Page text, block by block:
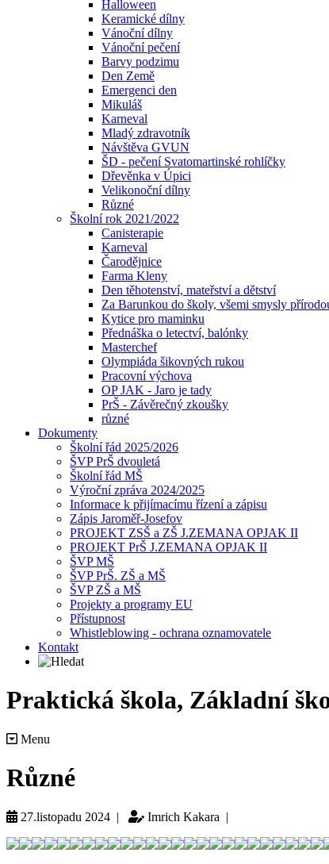
Halloween
Keramické dílny
Vánoční dílny
Vánoční pečení
Barvy podzimu
Den Země
Emergenci den
Mikuláš
Karneval
Mladý zdravotník
Návštěva GVUN
ŠD - pečení Svatomartinské rohlíčky
Dřevěnka v Úpici
Velikonoční dílny
Různé
Školní rok 2021/2022
Canisterapie
Karneval
Čarodějnice
Farma Kleny
Den těhotenství, mateřství a dětství
Za Barunkou do školy, všemi smysly
Kytice pro maminku
Přednáška o letectví, balónky
Masterchef
Olympiáda šikovných rukou
Pracovní výchova
OP JAK - Jaro je tady
PrŠ - Závěrečný zkoušky
různé
Dokumenty
Školní řád 2025/2026
ŠVP PrŠ dvouletá
Školní řád MŠ
Výroční zpráva 2024/2025
Informace k přijímacímu řízení a zápisu
Zápis Jaroměř-Josefov
PROJEKT ZSŠ a ZŠ J.ZEMANA OPJAK II
PROJEKT PrŠ J.ZEMANA OPJAK II
ŠVP MŠ
ŠVP PrŠ. ZŠ a MŠ
ŠVP ZŠ a MŠ
Projekty a programy EU
Přístupnost
Whistleblowing - ochrana oznamovatele
Kontakt
Praktická škola, Základní
Menu
Různé
27.listopadu 2024 | Imrich Kakara |